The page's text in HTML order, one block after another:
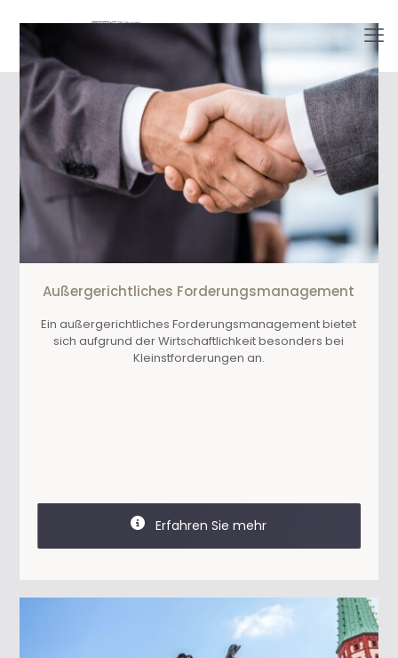
Außergerichtliches Forderungsmanagement
Ein außergerichtliches Forderungsmanagement bietet
sich aufgrund der Wirtschaftlichkeit besonders bei
Kleinstforderungen an.
Erfahren Sie mehr